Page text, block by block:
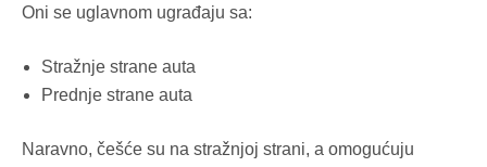
Oni se uglavnom ugrađaju sa:
Stražnje strane auta
Prednje strane auta
Naravno, češće su na stražnjoj strani, a omogućuju